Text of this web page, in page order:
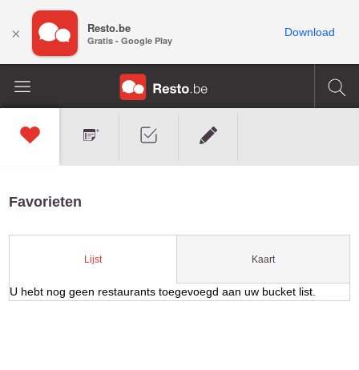
Favorieten
Lijst Kaart
U hebt nog geen restaurants toegevoegd aan uw bucket list.
× Resto.be
Gratis - Google Play
Download